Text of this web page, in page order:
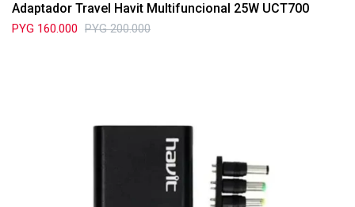
Adaptador Travel Havit Multifuncional 25W UCT700
PYG 160.000 PYG 200.000